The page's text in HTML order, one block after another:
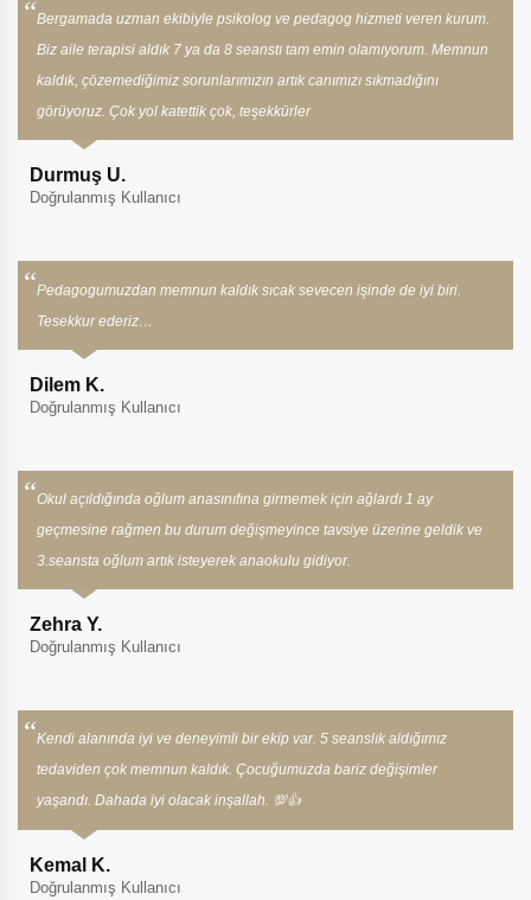
Bergamada uzman ekibiyle psikolog ve pedagog hizmeti veren kurum.
Biz aile terapisi aldık 7 ya da 8 seanstı tam emin olamıyorum. Memnun
kaldık, çözemediğimiz sorunlarımızın artık canımızı sıkmadığını
görüyoruz. Çok yol katettik çok, teşekkürler
Durmuş U.
Doğrulanmış Kullanıcı
Pedagogumuzdan memnun kaldık sıcak sevecen işinde de iyi biri.
Tesekkur ederiz…
Dilem K.
Doğrulanmış Kullanıcı
Okul açıldığında oğlum anasınıfına girmemek için ağlardı 1 ay
geçmesine rağmen bu durum değişmeyince tavsiye üzerine geldik ve
3.seansta oğlum artık isteyerek anaokulu gidiyor.
Zehra Y.
Doğrulanmış Kullanıcı
Kendi alanında iyi ve deneyimli bir ekip var. 5 seanslık aldığımız
tedaviden çok memnun kaldık. Çocuğumuzda bariz değişimler
yaşandı. Dahada iyi olacak inşallah. 💯👍
Kemal K.
Doğrulanmış Kullanıcı